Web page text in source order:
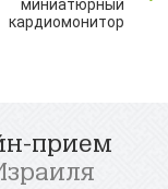
миниатюрный
кардиомонитор
прием